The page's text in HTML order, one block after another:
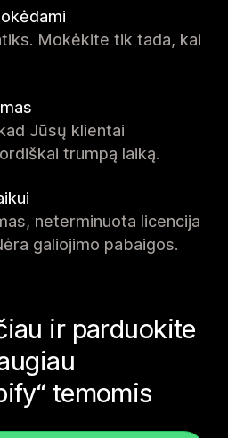
Mokėkite tik tada, kai
Jūsų klientai
trumpą laiką.
neterminuota licencija
galiojimo pabaigos.
ir parduokite
temomis